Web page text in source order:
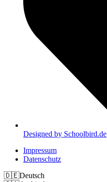
Designed by Schoolbird.de
Impressum
Datenschutz
🇩🇪Deutsch